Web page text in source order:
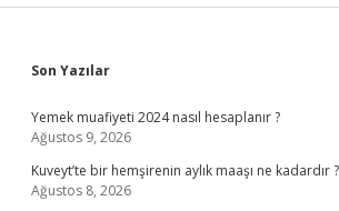
Sidebar
Son Yazılar
Yemek muafiyeti 2024 nasıl hesaplanır ?
Ağustos 9, 2026
Kuveyt’te bir hemşirenin aylık maaşı ne kadardır ?
Ağustos 8, 2026